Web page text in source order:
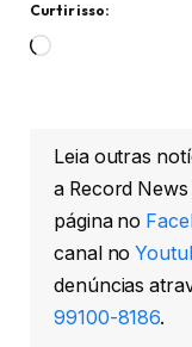
Curtir isso:
Carregando...
Leia outras
a Record
página no
canal no
denúncias
99100-8186.